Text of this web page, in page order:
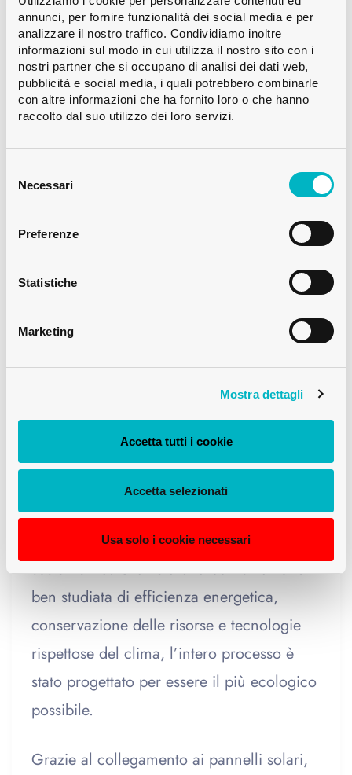
annunci, per fornire funzionalità dei social media e per
analizzare il nostro traffico. Condividiamo inoltre
informazioni sul modo in cui utilizza il nostro sito con i
nostri partner che si occupano di analisi dei dati web,
pubblicità e social media, i quali potrebbero combinarle
con altre informazioni che ha fornito loro o che hanno
raccolto dal suo utilizzo dei loro servizi.
delNecessari
Preferenze
Statistiche
Marketing
Mostra dettagli
Accetta tutti i cookie
Accetta selezionati
Usa solo i cookie necessari
avanti per il riutilizzo sostenibile delle
bottiglie di vetro.
Etichetta Univerre: adesione affidabile
anche in condizioni di ghiaccio
L’etichetta Univerre convince per la sua
saldamente anche in un contenitore di
Sostenibilità ai massimi
livelli: un approccio
Il centro di lavaggio rinnovato non solo
stabilisce nuovi standard nel lavaggio delle
bottiglie, ma anche in termini di
sostenibilità. Grazie a una combinazione
ben studiata di efficienza energetica,
conservazione delle risorse e tecnologie
rispettose del clima, l’intero processo è
stato progettato per essere il più ecologico
possibile.
Grazie al collegamento ai pannelli solari,